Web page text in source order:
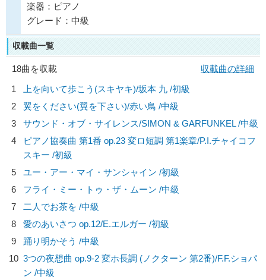
楽器：ピアノ
グレード：中級
収載曲一覧
18曲を収載
収載曲の詳細
1
上を向いて歩こう(スキヤキ)/坂本 九 /初級
2
翼をください(翼を下さい)/赤い鳥 /中級
3
サウンド・オブ・サイレンス/SIMON & GARFUNKEL/中級
4
ピアノ協奏曲 第1番 op.23 変ロ短調 第1楽章/P.I.チャイコフ
スキー /初級
5
ユー・アー・マイ・サンシャイン /初級
6
フライ・ミー・トゥ・ザ・ムーン /中級
7
二人でお茶を /中級
8
愛のあいさつ op.12/E.エルガー /初級
9
踊り明かそう /中級
10 3つの夜想曲 op.9-2 変ホ長調 (ノクターン 第2番)/F.F.ショパ
ン /中級